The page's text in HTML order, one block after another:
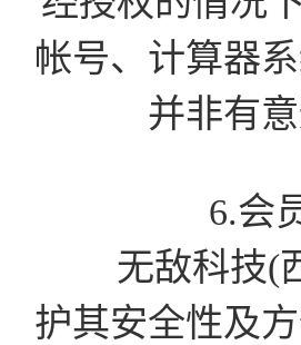
帐号、计算器
并非有
6.会
无敌科技(西
护其安全性及